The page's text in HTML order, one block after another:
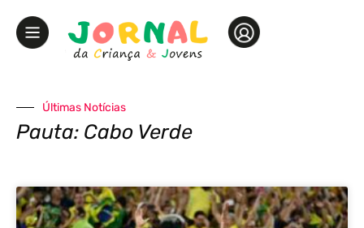
Últimas Notícias
Pauta: Cabo Verde